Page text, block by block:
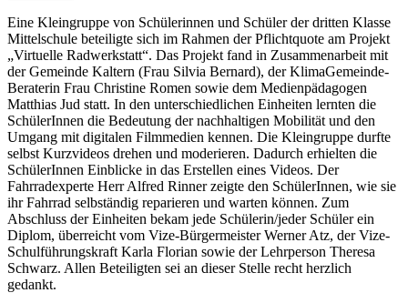
Eine Kleingruppe von Schülerinnen und Schüler der dritten Klasse
Mittelschule beteiligte sich im Rahmen der Pflichtquote am Projekt
„Virtuelle Radwerkstatt“. Das Projekt fand in Zusammenarbeit mit
der Gemeinde Kaltern (Frau Silvia Bernard), der KlimaGemeinde-
Beraterin Frau Christine Romen sowie dem Medienpädagogen
Matthias Jud statt. In den unterschiedlichen Einheiten lernten die
SchülerInnen die Bedeutung der nachhaltigen Mobilität und den
Umgang mit digitalen Filmmedien kennen. Die Kleingruppe durfte
selbst Kurzvideos drehen und moderieren. Dadurch erhielten die
SchülerInnen Einblicke in das Erstellen eines Videos. Der
Fahrradexperte Herr Alfred Rinner zeigte den SchülerInnen, wie sie
ihr Fahrrad selbständig reparieren und warten können. Zum
Abschluss der Einheiten bekam jede Schülerin/jeder Schüler ein
Diplom, überreicht vom Vize-Bürgermeister Werner Atz, der Vize-
Schulführungskraft Karla Florian sowie der Lehrperson Theresa
Schwarz. Allen Beteiligten sei an dieser Stelle recht herzlich
gedankt.